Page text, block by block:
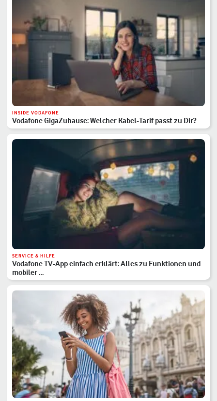
INSIDE VODAFONE
Vodafone GigaZuhause: Welcher Kabel-Tarif passt zu Dir?
SERVICE & HILFE
Vodafone TV-App einfach erklärt: Alles zu Funktionen und
mobiler …